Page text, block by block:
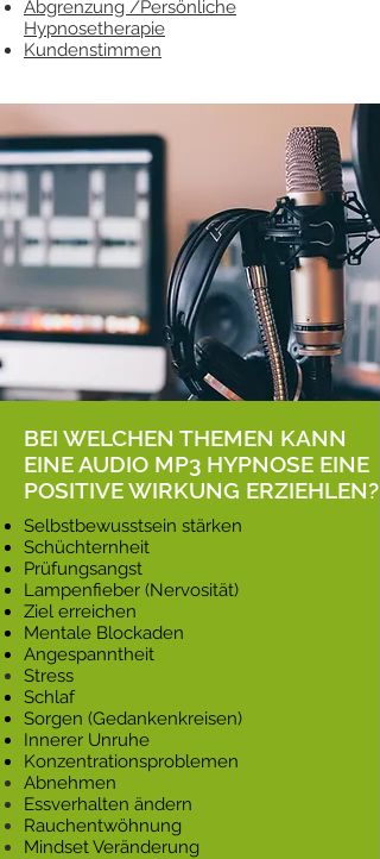
Abgrenzung /Persönliche
Hypnosetherapie
Kundenstimmen
BEI WELCHEN THEMEN KANN
EINE AUDIO MP3 HYPNOSE EINE
POSITIVE WIRKUNG ERZIEHLEN?
Selbstbewusstsein stärken
Schüchternheit
Prüfungsangst
Lampenfieber (Nervosität)
Ziel erreichen
Mentale Blockaden
Angespanntheit
Stress
Schlaf
Sorgen (Gedankenkreisen)
Innerer Unruhe
Konzentrationsproblemen
Abnehmen
Essverhalten ändern
Rauchentwöhnung
Mindset Veränderung